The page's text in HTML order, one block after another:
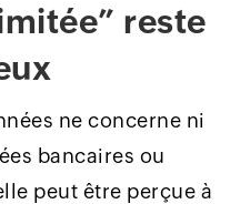
reste
ne concerne ni
bancaires ou
peut être perçue à